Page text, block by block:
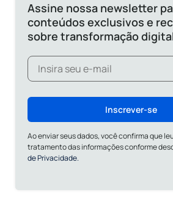
Assine nossa newsletter
conteúdos exclusivos e
sobre transformação
Inscrever-se
Ao enviar seus dados, você confirma que
tratamento das informações conforme
de Privacidade.